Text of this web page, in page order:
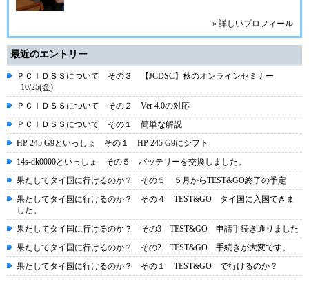
» 詳しいプロフィール
最近のエントリー
ＰＣＩＤＳＳについて その３ 【JCDSC】秋のオンラインセミナー
_10/25(金)
ＰＣＩＤＳＳについて その２ Ver 4.0の対応
ＰＣＩＤＳＳについて その１ 簡単な解説
HP 245 G9といっしょ その１ HP 245 G9にシフト
14s-dk0000といっしょ その５ バッテリーを交換しました。
果たしてタイ国に行けるのか？ その５ ５月からTEST&GO終了の予定
果たしてタイ国に行けるのか？ その４ TEST&GO タイ国に入国できま
した。
果たしてタイ国に行けるのか？ その3 TEST&GO 申請手続き通りました
果たしてタイ国に行けるのか？ その2 TEST&GO 手続きが大変です。
果たしてタイ国に行けるのか？ その１ TEST&GO で行けるのか？